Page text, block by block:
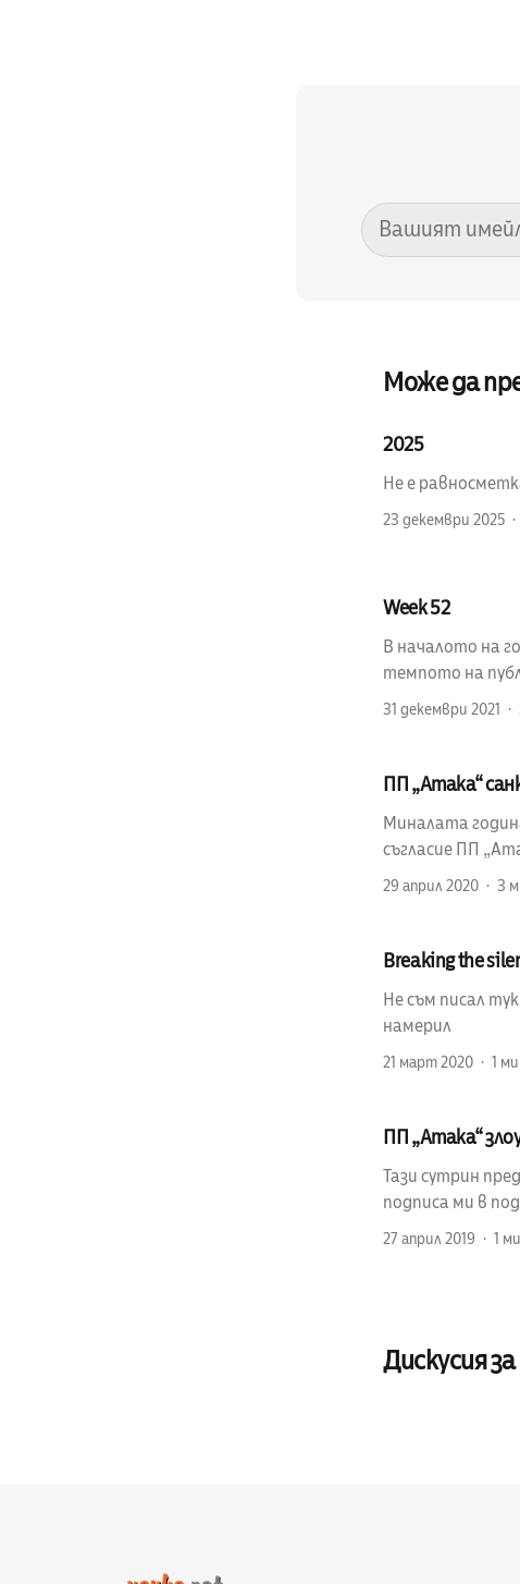
Може да
2025
Не е
23 декември 2025
Week 52
В началото на
темпото на
31 декември 2021
ПП „Атака“
Миналата
съгласие ПП
29 април 2020 3
Breaking the
Не съм писал
намерил
21 март 2020 1
ПП „Атака“
Тази сутрин
подписа ми в
27 април 2019 1
Дискусия